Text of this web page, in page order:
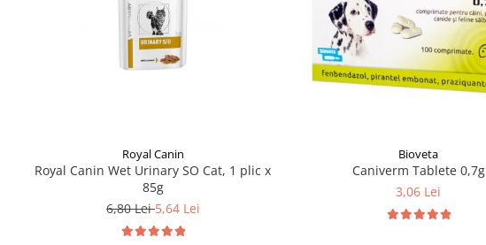
Royal Canin
Royal Canin Wet Urinary SO Cat, 1 plic x
85g
6,80 Lei5,64 Lei
Bioveta
Caniverm Tablete 0,7g
3,06 Lei